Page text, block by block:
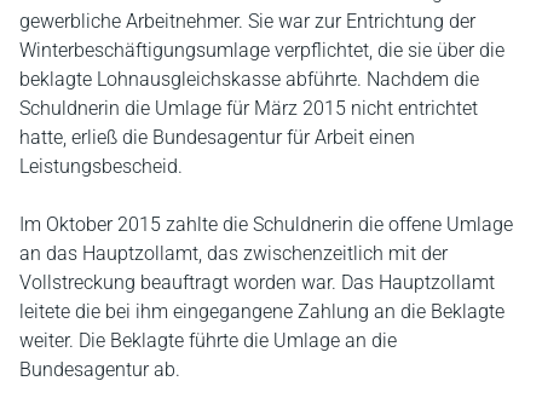
gewerbliche Arbeitnehmer. Sie war zur Entrichtung der
Winterbeschäftigungsumlage verpflichtet, die sie über die
beklagte Lohnausgleichskasse abführte. Nachdem die
Schuldnerin die Umlage für März 2015 nicht entrichtet
hatte, erließ die Bundesagentur für Arbeit einen
Leistungsbescheid.
Im Oktober 2015 zahlte die Schuldnerin die offene Umlage
an das Hauptzollamt, das zwischenzeitlich mit der
Vollstreckung beauftragt worden war. Das Hauptzollamt
leitete die bei ihm eingegangene Zahlung an die Beklagte
weiter. Die Beklagte führte die Umlage an die
Bundesagentur ab.